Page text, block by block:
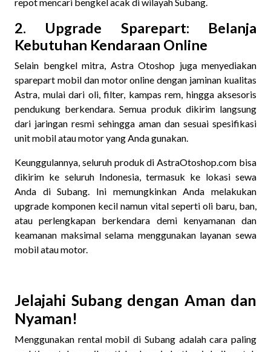
2. Upgrade Sparepart: Belanja
Kebutuhan Kendaraan Online
Selain bengkel mitra, Astra Otoshop juga menyediakan
sparepart mobil dan motor online dengan jaminan kualitas
Astra, mulai dari oli, filter, kampas rem, hingga aksesoris
pendukung berkendara. Semua produk dikirim langsung
dari jaringan resmi sehingga aman dan sesuai spesifikasi
unit mobil atau motor yang Anda gunakan.
Keunggulannya, seluruh produk di AstraOtoshop.com bisa
dikirim ke seluruh Indonesia, termasuk ke lokasi sewa
Anda di Subang. Ini memungkinkan Anda melakukan
upgrade komponen kecil namun vital seperti oli baru, ban,
atau perlengkapan berkendara demi kenyamanan dan
keamanan maksimal selama menggunakan layanan sewa
mobil atau motor.
Jelajahi Subang dengan Aman dan
Nyaman!
Menggunakan rental mobil di Subang adalah cara paling